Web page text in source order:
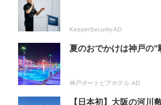
KeeperSecurity AD
夏のおでかけは神戸の”
神戸ポートピアホテル AD
【日本初】大阪の河川